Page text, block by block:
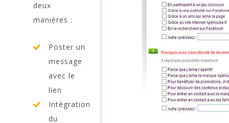
deux
manières :
Poster un
message
avec le
lien
Intégration
du